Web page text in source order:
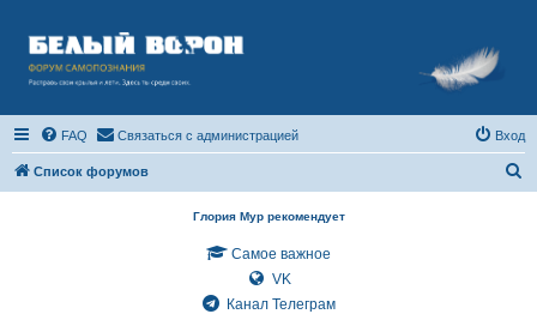
FAQ Связаться с администрацией Вход
Список форумов
Глория Мур рекомендует
Самое важное
VK
Канал Телеграм